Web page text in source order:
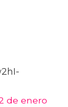
de enero